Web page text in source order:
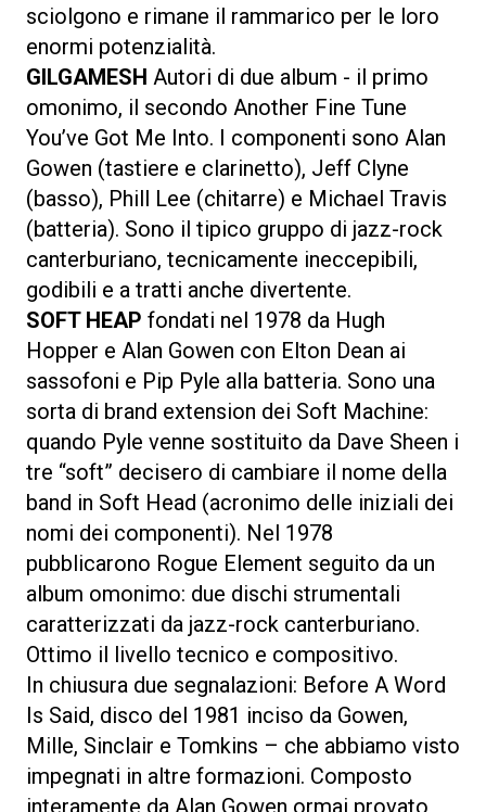
sciolgono e rimane il rammarico per le loro
enormi potenzialità.
GILGAMESH Autori di due album - il primo
omonimo, il secondo Another Fine Tune
You’ve Got Me Into. I componenti sono Alan
Gowen (tastiere e clarinetto), Jeff Clyne
(basso), Phill Lee (chitarre) e Michael Travis
(batteria). Sono il tipico gruppo di jazz-rock
canterburiano, tecnicamente ineccepibili,
godibili e a tratti anche divertente.
SOFT HEAP fondati nel 1978 da Hugh
Hopper e Alan Gowen con Elton Dean ai
sassofoni e Pip Pyle alla batteria. Sono una
sorta di brand extension dei Soft Machine:
quando Pyle venne sostituito da Dave Sheen i
tre “soft” decisero di cambiare il nome della
band in Soft Head (acronimo delle iniziali dei
nomi dei componenti). Nel 1978
pubblicarono Rogue Element seguito da un
album omonimo: due dischi strumentali
caratterizzati da jazz-rock canterburiano.
Ottimo il livello tecnico e compositivo.
In chiusura due segnalazioni: Before A Word
Is Said, disco del 1981 inciso da Gowen,
Mille, Sinclair e Tomkins – che abbiamo visto
impegnati in altre formazioni. Composto
interamente da Alan Gowen ormai provato